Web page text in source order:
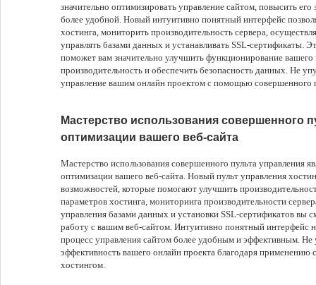
значительно оптимизировать управление сайтом, повысить
более удобной. Новый интуитивно понятный интерфейс
хостинга, мониторить производительность сервера,
управлять базами данных и устанавливать SSL-сертификаты.
поможет вам значительно улучшить функционирование вашего
производительность и обеспечить безопасность данных. Не
управление вашим онлайн проектом с помощью совершенного
Мастерство использования совершенного
оптимизации вашего веб-сайта
Мастерство использования совершенного пульта управления
оптимизации вашего веб-сайта. Новый пульт управления
возможностей, которые помогают улучшить
параметров хостинга, мониторинга производительности
управления базами данных и установки SSL-сертификатов вы
работу с вашим веб-сайтом. Интуитивно понятный интерфейс
процесс управления сайтом более удобным и эффективным. Не
эффективность вашего онлайн проекта благодаря применению
хостингом.